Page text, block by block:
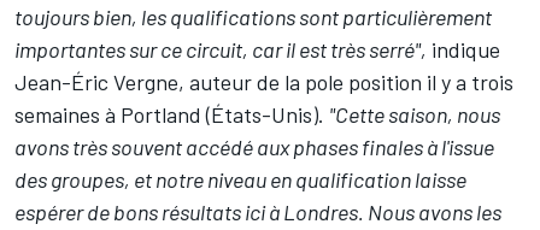
toujours bien, les qualifications sont particulièrement
importantes sur ce circuit, car il est très serré", indique
Jean-Éric Vergne, auteur de la pole position il y a trois
semaines à Portland (États-Unis). "Cette saison, nous
avons très souvent accédé aux phases finales à l'issue
des groupes, et notre niveau en qualification laisse
espérer de bons résultats ici à Londres. Nous avons les